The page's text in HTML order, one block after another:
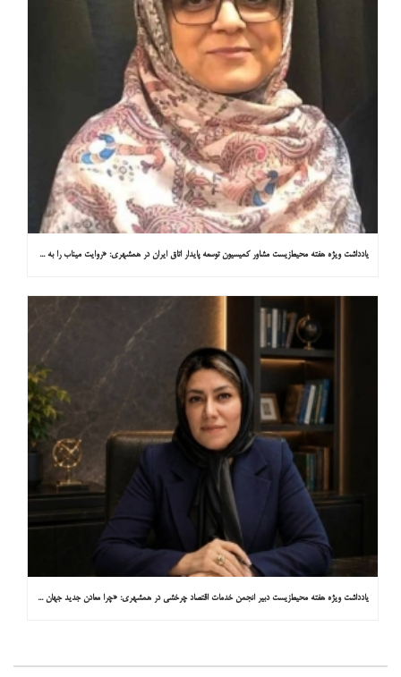
یادداشت ویژه هفته محیط‌زیست مشاور کمیسیون توسعه پایدار اتاق ایران در همشهری: «روایت میناب را به کاپ ۳۱ ببریم»
یادداشت ویژه هفته محیط‌زیست دبیر انجمن خدمات اقتصاد چرخشی در همشهری: «چرا معادن جدید جهان زیر زمین نیستند؟»